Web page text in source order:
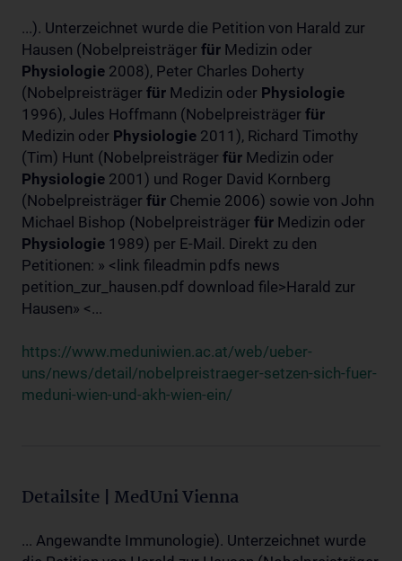
...). Unterzeichnet wurde die Petition von Harald zur
Hausen (Nobelpreisträger für Medizin oder
Physiologie 2008), Peter Charles Doherty
(Nobelpreisträger für Medizin oder Physiologie
1996), Jules Hoffmann (Nobelpreisträger für
Medizin oder Physiologie 2011), Richard Timothy
(Tim) Hunt (Nobelpreisträger für Medizin oder
Physiologie 2001) und Roger David Kornberg
(Nobelpreisträger für Chemie 2006) sowie von John
Michael Bishop (Nobelpreisträger für Medizin oder
Physiologie 1989) per E-Mail. Direkt zu den
Petitionen: » <link fileadmin pdfs news
petition_zur_hausen.pdf download file>Harald zur
Hausen» <...
https://www.meduniwien.ac.at/web/ueber-
uns/news/detail/nobelpreistraeger-setzen-sich-fuer-
meduni-wien-und-akh-wien-ein/
Detailsite | MedUni Vienna
... Angewandte Immunologie). Unterzeichnet wurde